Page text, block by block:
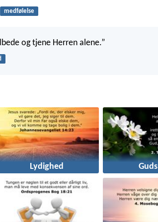
medfølelse
og tjene Herren alene.”
Lydighed